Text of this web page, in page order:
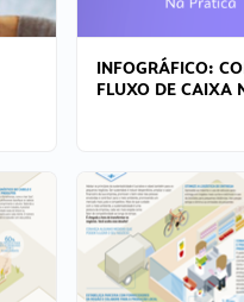
INFOGRÁFICO:
FLUXO DE CAIXA